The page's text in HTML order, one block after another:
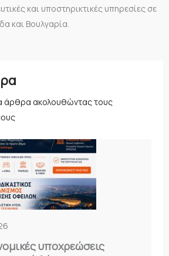
και υποστηρικτικές υπηρεσίες σε
και Βουλγαρία.
άρθρα ακολουθώντας τους
υποχρεώσεις